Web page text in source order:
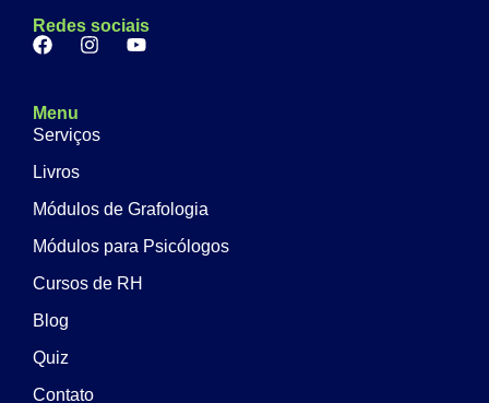
Redes sociais
Menu
Serviços
Livros
Módulos de Grafologia
Módulos para Psicólogos
Cursos de RH
Blog
Quiz
Contato